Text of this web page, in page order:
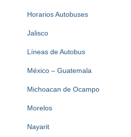
Horarios Autobuses
Jalisco
Líneas de Autobus
México – Guatemala
Michoacan de Ocampo
Morelos
Nayarit